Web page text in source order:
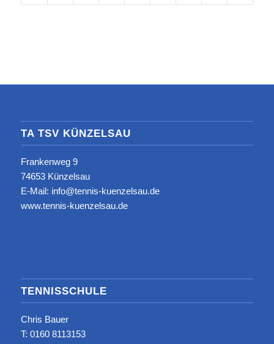
TA TSV KÜNZELSAU
Frankenweg 9
74653 Künzelsau
E-Mail: info@tennis-kuenzelsau.de
www.tennis-kuenzelsau.de
TENNISSCHULE
Chris Bauer
T: ‭0160 8113153‬